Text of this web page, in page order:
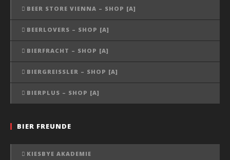
BEER STORE VIENNA – SHOP [A]
BEERLOVERS – SHOP [A]
BIERFRACHT – SHOP [A]
BIERGREISSLER – SHOP [A]
BIERPLUS – SHOP [A]
BIER FREUNDE
KIESBYE AKADEMIE